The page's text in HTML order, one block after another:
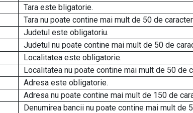
Tara este bligatorie.
Tara nu poate contine mai mult de 50 de
Judetul este obligatoriu.
Judetul nu poate contine mai mult de 50 de
Localitatea este obligatorie.
Localitatea nu poate contine mai mult de 50 de
Adresa este obligatorie.
Adresa nu poate contine mai mult de 150 de
Denumirea bancii nu poate contine mai mult de